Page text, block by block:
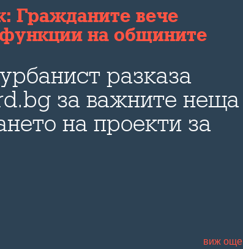
Гражданите вече
на общините
разказа
за важните неща
на проекти за
среда
виж още